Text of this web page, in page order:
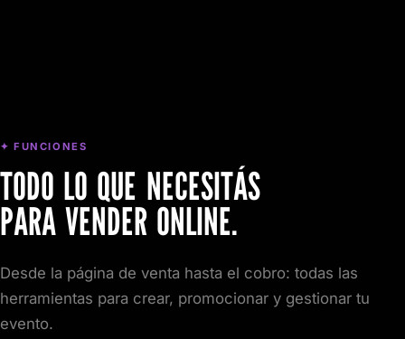
✦ FUNCIONES
TODO LO QUE NECESITÁS
PARA VENDER ONLINE.
Desde la página de venta hasta el cobro: todas las
herramientas para crear, promocionar y gestionar tu
evento.